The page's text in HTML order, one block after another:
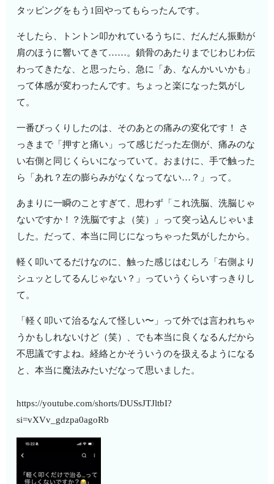
タッピングをもう1回やってもらったんです。
そしたら、トントン叩かれているうちに、だんだん振動が
肩のほうに響いてきて……。鎖骨のあたりまでじわじわ伝
わってきたな、と思ったら、急に「あ、なんかいいかも」
って体感が変わったんです。ちょっと楽になった気がし
て。
一番びっくりしたのは、そのあとの痛みの変化です！ さ
っきまで「押すと痛い」って感じだった左側が、痛みのな
い右側と同じくらいになっていて。おまけに、手で触った
ら「あれ？左の膨らみがなくなってない…？」って。
あまりに一瞬のことすぎて、思わず「これ洗脳、洗脳じゃ
ないですか！？洗脳ですよ（笑）」って突っ込んじゃいま
した。だって、本当に同じになっちゃった気がしたから。
軽く叩いてるだけなのに、触った感じはむしろ「右側より
シュッとしてるんじゃない？」っていうくらいすっきりし
て。
「軽く叩いて治るなんて怪しい〜」って外では言われちゃ
うかもしれないけど（笑）、でも本当に良くなるんだから
不思議ですよね。経絡とかそういうのを扱えるようになる
と、本当に魔法みたいだなって思いました。
https://youtube.com/shorts/DUSsJTJltbI?
si=vXVv_gdzpa0agoRb